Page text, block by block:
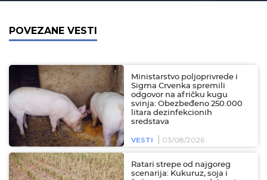
POVEZANE VESTI
Ministarstvo poljoprivrede i
Sigma Crvenka spremili
odgovor na afričku kugu
svinja: Obezbeđeno 250.000
litara dezinfekcionih
sredstava
VESTI 03/08/2026
Ratari strepe od najgoreg
scenarija: Kukuruz, soja i